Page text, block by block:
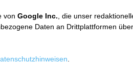
von Google Inc. , die unser
Daten an Drittplattformen